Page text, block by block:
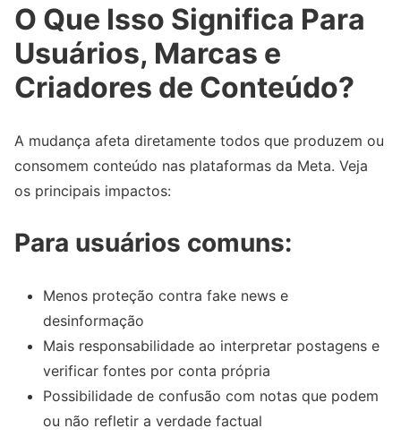
O Que Isso Significa Para
Usuários, Marcas e
Criadores de Conteúdo?
A mudança afeta diretamente todos que produzem ou
consomem conteúdo nas plataformas da Meta. Veja
os principais impactos:
Para usuários comuns:
Menos proteção contra fake news e
desinformação
Mais responsabilidade ao interpretar postagens e
verificar fontes por conta própria
Possibilidade de confusão com notas que podem
ou não refletir a verdade factual